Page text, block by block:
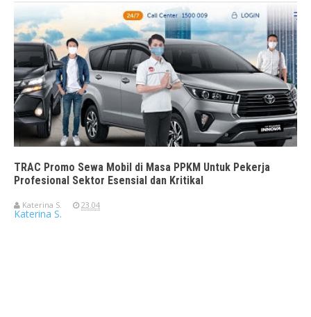
TRAC Promo Sewa Mobil di Masa PPKM Untuk Pekerja
Profesional Sektor Esensial dan Kritikal
Katerina S. 23.04
Katerina S.